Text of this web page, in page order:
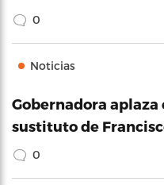
0
Noticias
Gobernadora
sustituto de
0